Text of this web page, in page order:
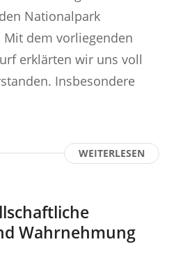
Nationalpark
Mit dem vorliegenden
erklärten wir uns voll
Insbesondere
WEITERLESEN
Wahrnehmung